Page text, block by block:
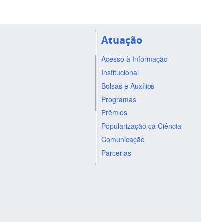
Atuação
Acesso à Informação
Institucional
Bolsas e Auxílios
Programas
Prêmios
Popularização da Ciência
Comunicação
Parcerias